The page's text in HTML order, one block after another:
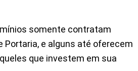
somente contratam
e alguns até oferecem
que investem em sua